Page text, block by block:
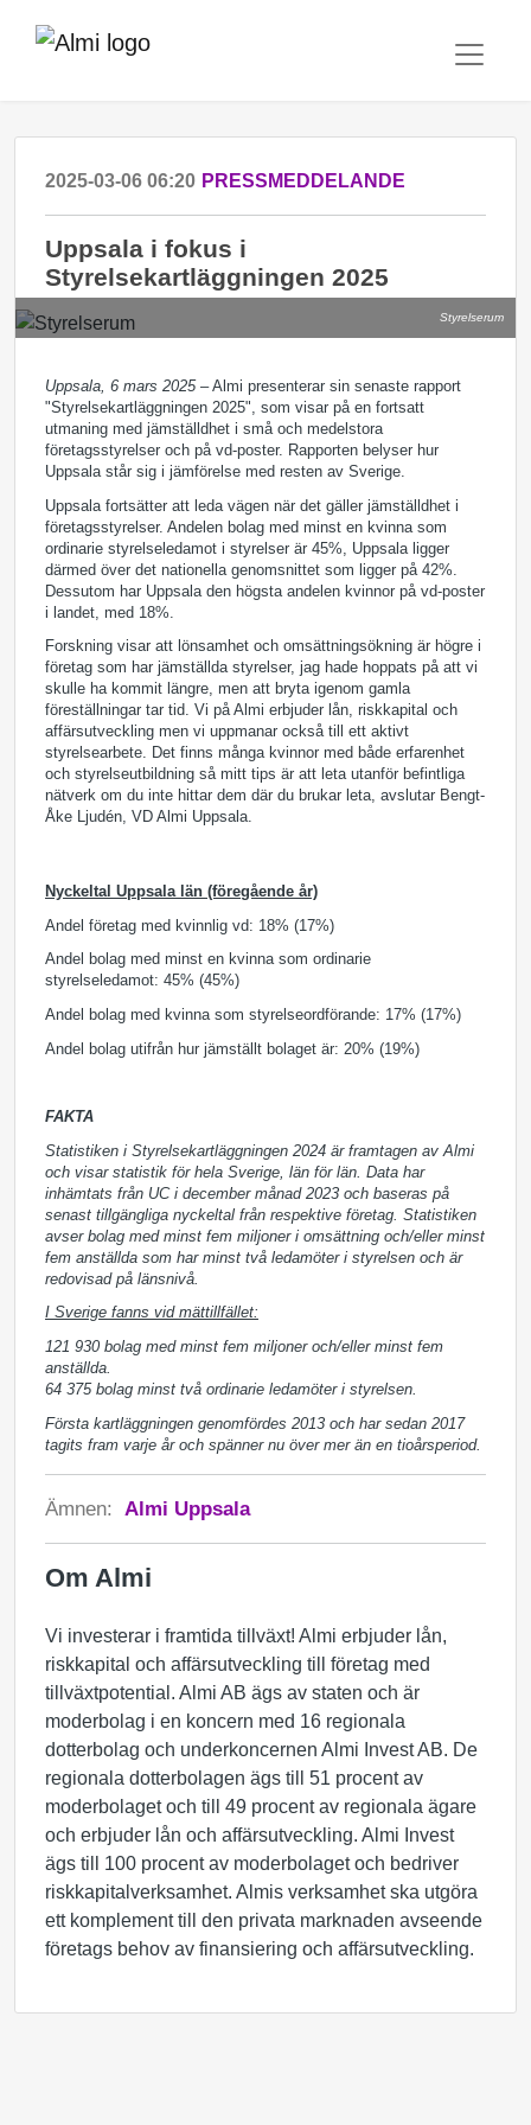
2025-03-06 06:20 PRESSMEDDELANDE
Uppsala i fokus i
Styrelsekartläggningen 2025
Styrelserum
Uppsala, 6 mars 2025– Almi presenterar sin senaste rapport
"Styrelsekartläggningen 2025", som visar på en fortsatt
utmaning med jämställdhet i små och medelstora
företagsstyrelser och på vd-poster. Rapporten belyser hur
Uppsala står sig i jämförelse med resten av Sverige.
Uppsala fortsätter att leda vägen när det gäller jämställdhet i
företagsstyrelser. Andelen bolag med minst en kvinna som
ordinarie styrelseledamot i styrelser är 45%, Uppsala ligger
därmed över det nationella genomsnittet som ligger på 42%.
Dessutom har Uppsala den högsta andelen kvinnor på vd-poster
i landet, med 18%.
Forskning visar att lönsamhet och omsättningsökning är högre i
företag som har jämställda styrelser, jag hade hoppats på att vi
skulle ha kommit längre, men att bryta igenom gamla
föreställningar tar tid. Vi på Almi erbjuder lån, riskkapital och
affärsutveckling men vi uppmanar också till ett aktivt
styrelsearbete. Det finns många kvinnor med både erfarenhet
och styrelseutbildning så mitt tips är att leta utanför befintliga
nätverk om du inte hittar dem där du brukar leta, avslutar Bengt-
Åke Ljudén, VD Almi Uppsala.
Nyckeltal Uppsala län (föregående år)
Andel företag med kvinnlig vd: 18% (17%)
Andel bolag med minst en kvinna som ordinarie
styrelseledamot: 45% (45%)
Andel bolag med kvinna som styrelseordförande: 17% (17%)
Andel bolag utifrån hur jämställt bolaget är: 20% (19%)
FAKTA
Statistiken i Styrelsekartläggningen 2024 är framtagen av Almi
och visar statistik för hela Sverige, län för län. Data har
inhämtats från UC i december månad 2023 och baseras på
senast tillgängliga nyckeltal från respektive företag. Statistiken
avser bolag med minst fem miljoner i omsättning och/eller minst
fem anställda som har minst två ledamöter i styrelsen och är
redovisad på länsnivå.
I Sverige fanns vid mättillfället:
121 930 bolag med minst fem miljoner och/eller minst fem
anställda.
64 375 bolag minst två ordinarie ledamöter i styrelsen.
Första kartläggningen genomfördes 2013 och har sedan 2017
tagits fram varje år och spänner nu över mer än en tioårsperiod.
Ämnen: Almi Uppsala
Om Almi
Vi investerar i framtida tillväxt! Almi erbjuder lån,
riskkapital och affärsutveckling till företag med
tillväxtpotential. Almi AB ägs av staten och är
moderbolag i en koncern med 16 regionala
dotterbolag och underkoncernen Almi Invest AB. De
regionala dotterbolagen ägs till 51 procent av
moderbolaget och till 49 procent av regionala ägare
och erbjuder lån och affärsutveckling. Almi Invest
ägs till 100 procent av moderbolaget och bedriver
riskkapitalverksamhet. Almis verksamhet ska utgöra
ett komplement till den privata marknaden avseende
företags behov av finansiering och affärsutveckling.